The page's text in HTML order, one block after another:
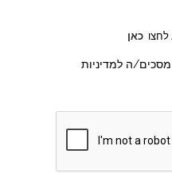
לחצו כאן
ה למדיניות